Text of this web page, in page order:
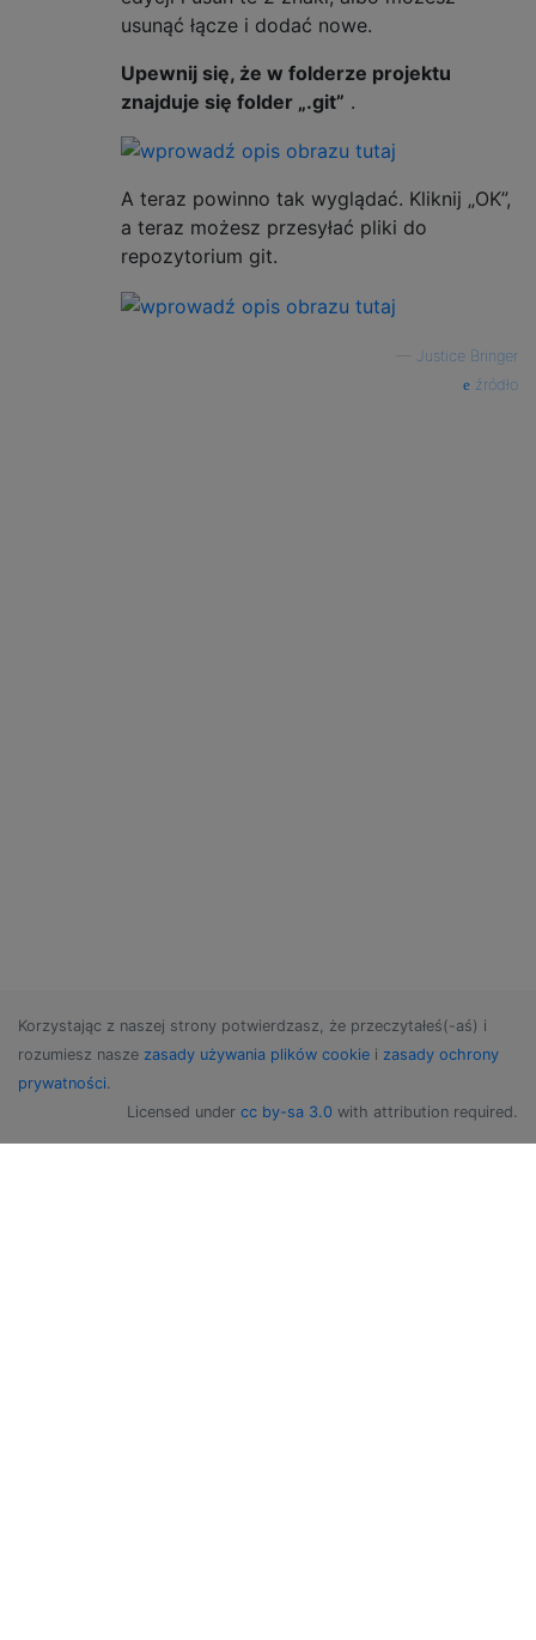
usunąć łącze i dodać nowe.
Upewnij się, że w folderze projektu
znajduje się folder „.git” .
A teraz powinno tak wyglądać. Kliknij „OK”,
a teraz możesz przesyłać pliki do
repozytorium git.
Justice Bringer
źródło
Korzystając z naszej strony potwierdzasz, że przeczytałeś(-aś) i
rozumiesz nasze zasady używania plików cookie i zasady ochrony
prywatności.
Licensed under cc by-sa 3.0 with attribution required.